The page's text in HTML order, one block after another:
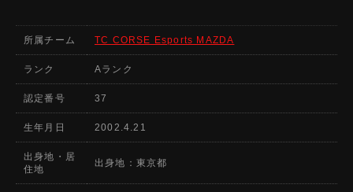
所属チーム TC CORSE Esports MAZDA
ランク Aランク
認定番号 37
生年月日 2002.4.21
出身地・居
住地
出身地：東京都